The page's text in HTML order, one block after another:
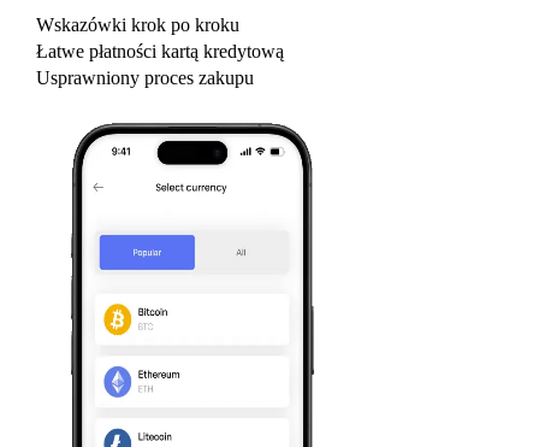
Wskazówki krok po kroku
Łatwe płatności kartą kredytową
Usprawniony proces zakupu